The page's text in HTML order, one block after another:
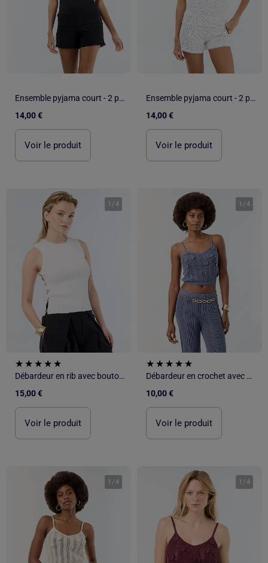
Ensemble pyjama court - 2 pièces
14,00 €
Voir le produit
Ensemble pyjama court - 2 pièces
14,00 €
Voir le produit
1 /4
Débardeur en rib avec boutons bijoux
15,00 €
Voir le produit
1 /4
Débardeur en crochet avec fleurs brodées
10,00 €
Voir le produit
1 /4 1 /4